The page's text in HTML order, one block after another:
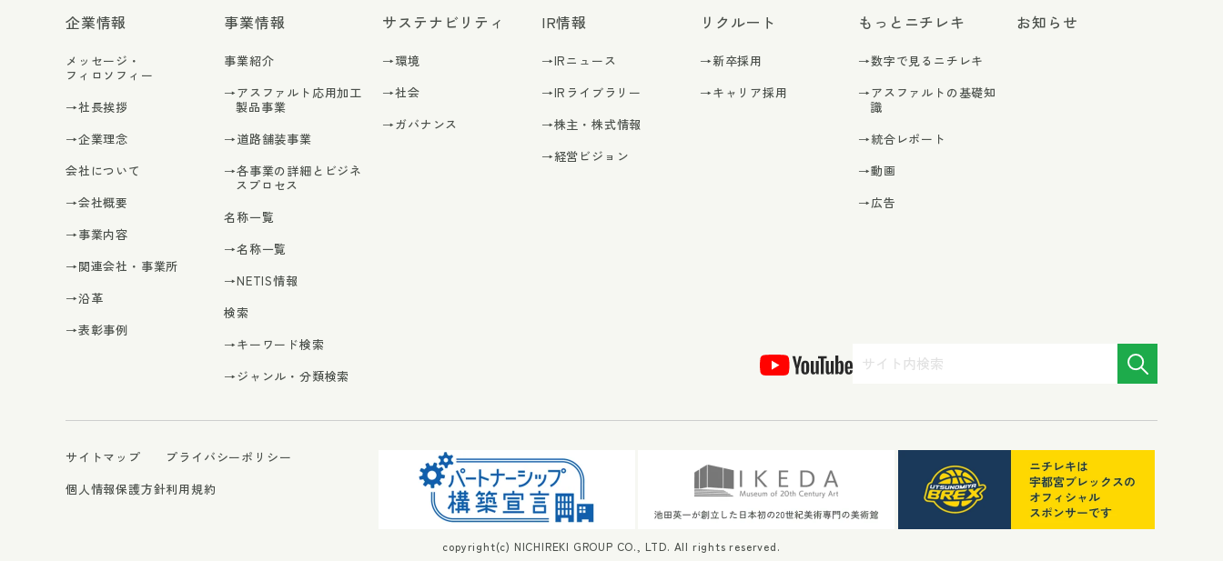
企業情報
メッセージ・
フィロソフィー
→社長挨拶
→企業理念
会社について
→会社概要
→事業内容
→関連会社・事業所
→沿革
→表彰事例
事業情報
事業紹介
→アスファルト応用加工
製品事業
→道路舗装事業
→各事業の詳細とビジネ
スプロセス
名称一覧
→名称一覧
→NETIS情報
検索
→キーワード検索
→ジャンル・分類検索
サステナビリティ
→環境
→社会
→ガバナンス
IR情報
→IRニュース
→IRライブラリー
→株主・株式情報
→経営ビジョン
リクルート
→新卒採用
→キャリア採用
もっとニチレキ
→数字で見るニチレキ
→アスファルトの基礎知
識
→統合レポート
→動画
→広告
お知らせ
サイトマップ
個人情報保護方針
プライバシーポリシー
利用規約
copyright(c) NICHIREKI GROUP CO., LTD. All rights reserved.